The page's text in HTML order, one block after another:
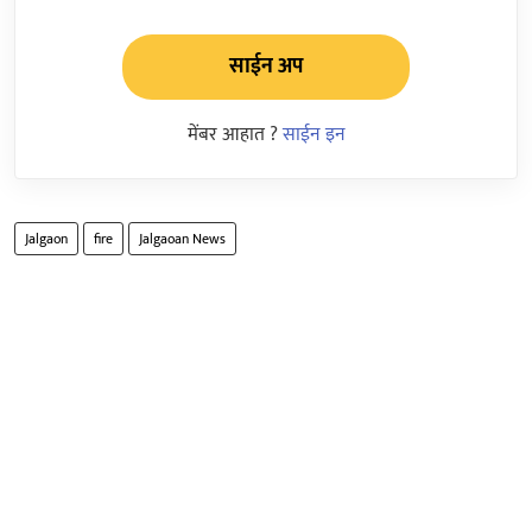
साईन अप
मेंबर आहात ?साईन इन
Jalgaon fire Jalgaoan News